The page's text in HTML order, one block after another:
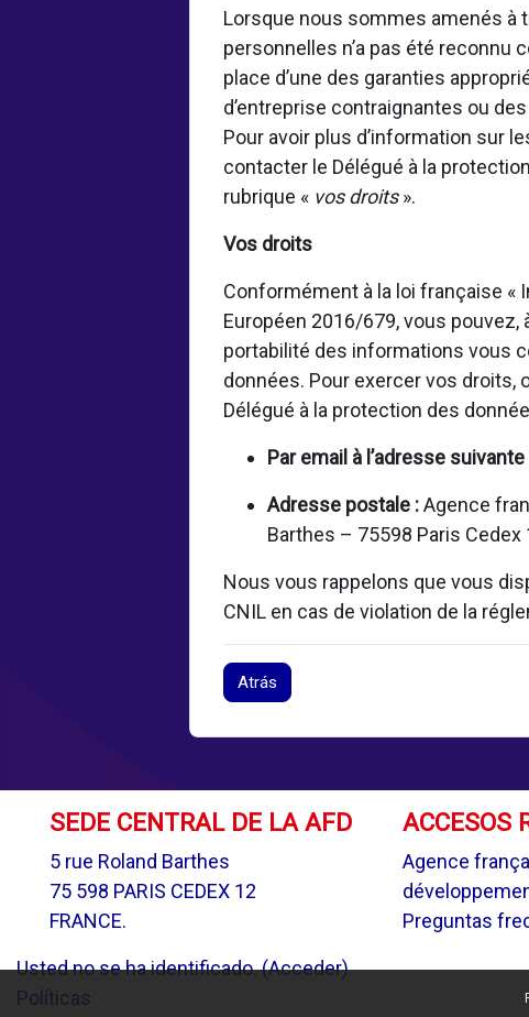
Lorsque nous sommes amenés à
personnelles n’a pas été reconnu
place d’une des garanties
d’entreprise contraignantes ou
Pour avoir plus d’information sur
contacter le Délégué à la
rubrique « vos droits».
Vos droits
Conformément à la loi française «
Européen 2016/679, vous
portabilité des informations vous
données. Pour exercer vos droits,
Délégué à la protection des
Par email à l’adresse suivante
Adresse postale :Agence
Barthes – 75598 Paris Cedex
Nous vous rappelons que vous
CNIL en cas de violation de la
Atrás
SEDE CENTRAL DE LA AFD
5 rue Roland Barthes
75 598 PARIS CEDEX 12
FRANCE.
ACCESOS
Agence
Preguntas
Usted no se ha identificado. (Acceder)
Políticas